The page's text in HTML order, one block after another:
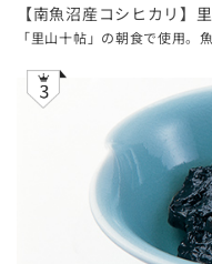
【南魚沼産コシヒカリ】
「里山十帖」の朝食で使用。